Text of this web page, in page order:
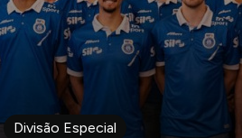
Divisão Especial